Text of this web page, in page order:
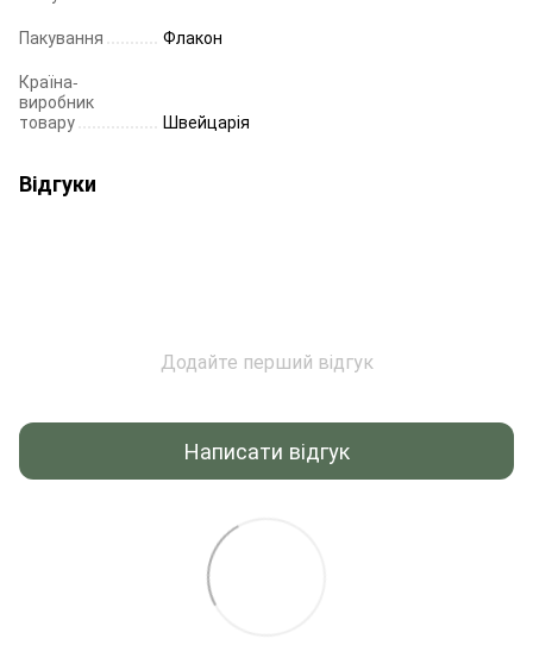
Пакування
Флакон
Країна-
виробник
товару
Швейцарія
Відгуки
Додайте перший відгук
Написати відгук